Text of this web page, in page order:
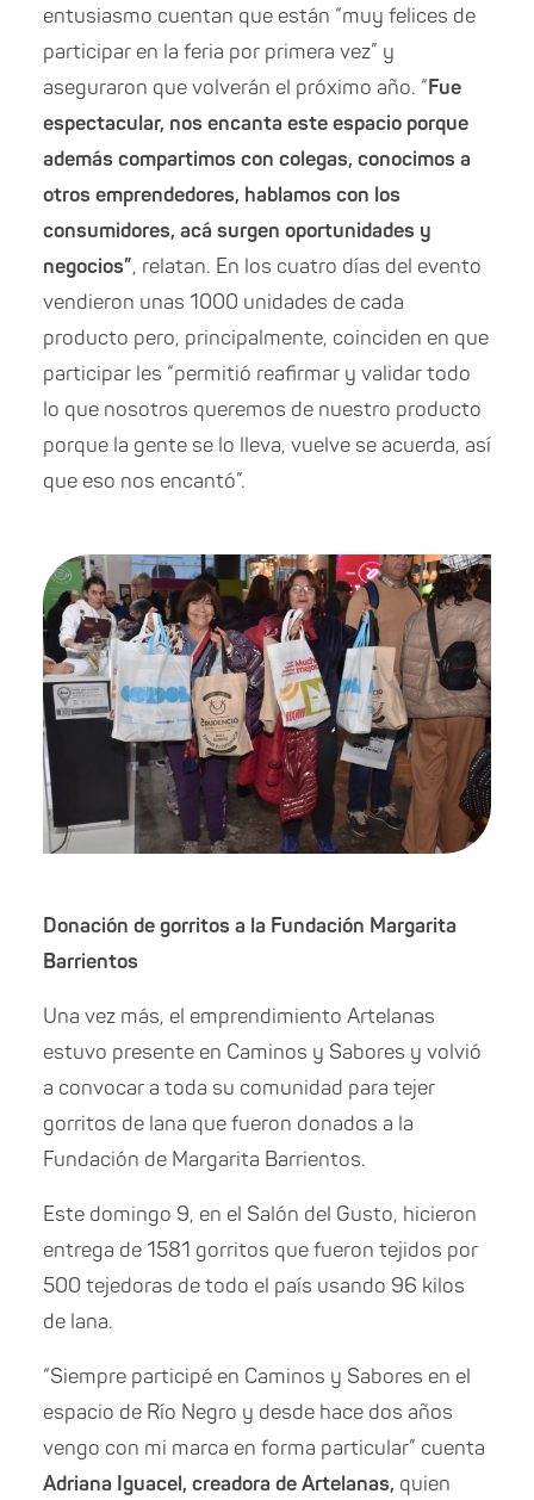
entusiasmo cuentan que están “muy felices de
participar en la feria por primera vez” y
aseguraron que volverán el próximo año. “Fue
espectacular, nos encanta este espacio porque
además compartimos con colegas, conocimos a
otros emprendedores, hablamos con los
consumidores, acá surgen oportunidades y
negocios”, relatan. En los cuatro días del evento
vendieron unas 1000 unidades de cada
producto pero, principalmente, coinciden en que
participar les “permitió reafirmar y validar todo
lo que nosotros queremos de nuestro producto
porque la gente se lo lleva, vuelve se acuerda, así
que eso nos encantó”.
Donación de gorritos a la Fundación Margarita
Barrientos
Una vez más, el emprendimiento Artelanas
estuvo presente en Caminos y Sabores y volvió
a convocar a toda su comunidad para tejer
gorritos de lana que fueron donados a la
Fundación de Margarita Barrientos.
Este domingo 9, en el Salón del Gusto, hicieron
entrega de1581 gorritos que fueron tejidos por
500 tejedoras de todo el país usando 96 kilos
de lana.
“Siempre participé en Caminos y Sabores en el
espacio de Río Negro y desde hace dos años
vengo con mi marca en forma particular” cuenta
Adriana Iguacel, creadora de Artelanas, quien